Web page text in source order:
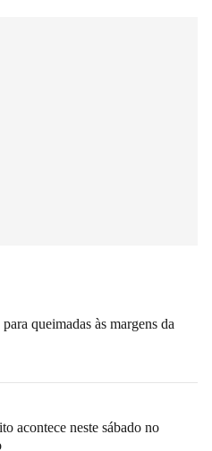
queimadas às margens da
acontece neste sábado no